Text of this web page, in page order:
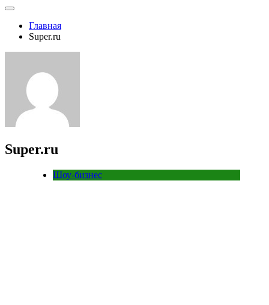
Главная
Super.ru
Super.ru
Шоу-бизнес